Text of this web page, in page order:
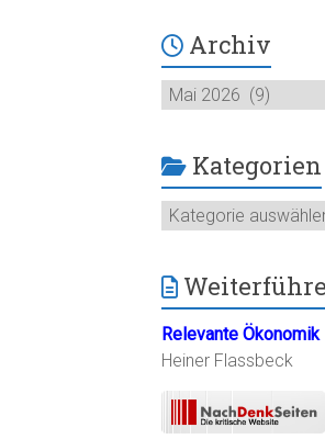
Archiv
Archiv
Kategorien
Kategorien
Relevante Ökonomik
Heiner Flassbeck